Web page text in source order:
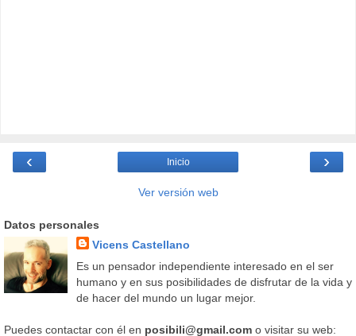
‹ ›
Inicio
Ver versión web
Datos personales
Vicens Castellano
Es un pensador independiente interesado en el ser
humano y en sus posibilidades de disfrutar de la vida y
de hacer del mundo un lugar mejor.
Puedes contactar con él en posibili@gmail.com o visitar su web: